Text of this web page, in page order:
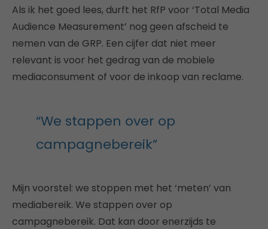
Als ik het goed lees, durft het RfP voor ‘Total Media
Audience Measurement’ nog geen afscheid te
nemen van de GRP. Een cijfer dat niet meer
relevant is voor het gedrag van de mobiele
mediaconsument of voor de inkoop van reclame.
“We stappen over op
campagnebereik”
Mijn voorstel: we stoppen met het ‘meten’ van
mediabereik. We stappen over op
campagnebereik. Dat kan door enerzijds te